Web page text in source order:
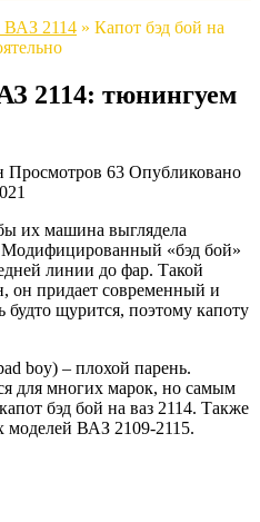
2114 » Капот бэд бой на
2114: тюнингуем
Просмотров 63 Опубликовано
их машина выглядела
«бэд бой»
линии до фар. Такой
он придает современный и
щурится, поэтому капоту
boy) – плохой парень.
для многих марок, но самым
бэд бой на ваз 2114. Также
моделей ВАЗ 2109-2115.